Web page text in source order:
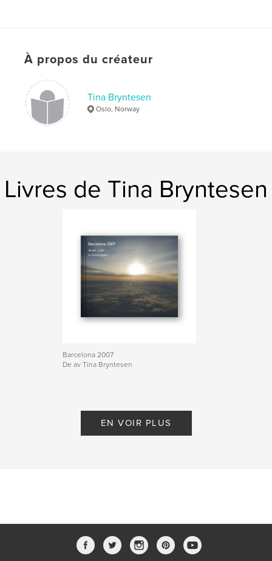
À propos du créateur
Tina Bryntesen
Oslo, Norway
Livres de Tina Bryntesen
Barcelona 2007
De av Tina Bryntesen
EN VOIR PLUS